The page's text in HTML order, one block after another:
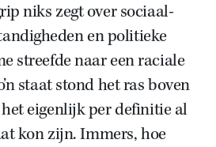
niks zegt over sociaal-
en politieke
streefde naar een raciale
staat stond het ras boven
eigenlijk per definitie al
kon zijn. Immers, hoe